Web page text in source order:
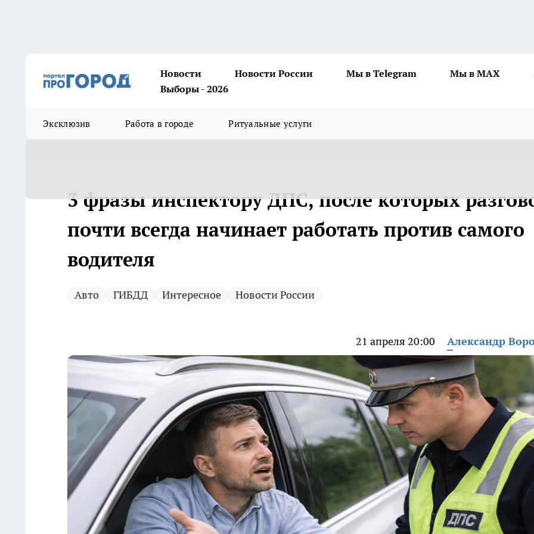
Новости Новости России Мы в Telegram Мы в MAX
Выборы - 2026
Эксклюзив Работа в городе Ритуальные услуги
3 фразы инспектору ДПС, после которых
почти всегда начинает работать против самого
водителя
Авто ГИБДД Интересное Новости России
21 апреля 20:00 Александр